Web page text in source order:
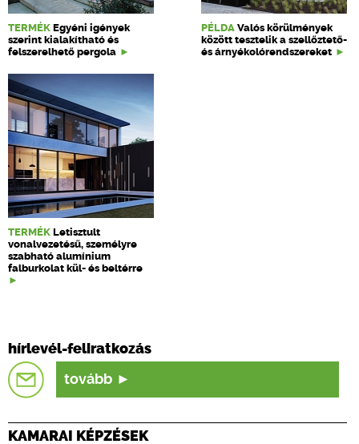
TERMÉK Egyéni igények
szerint kialakítható és
felszerelhető pergola
PÉLDA Valós körülmények
között tesztelik a szellőztető-
és árnyékolórendszereket
TERMÉK Letisztult
vonalvezetésű, személyre
szabható alumínium
falburkolat kül- és beltérre
hírlevél-feliratkozás
tovább
KAMARAI KÉPZÉSEK